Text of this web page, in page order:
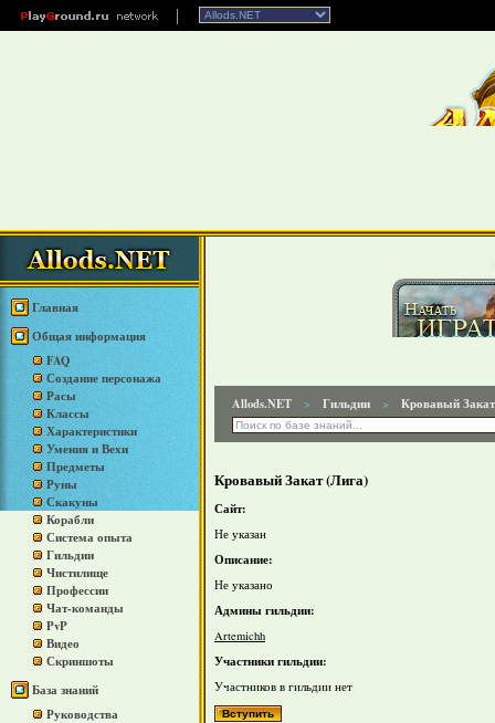
Главная
Общая информация
FAQ
Создание персонажа
Расы
Классы
Характеристики
Умения и Вехи
Предметы
Руны
Скакуны
Корабли
Система опыта
Гильдии
Чистилище
Профессии
Чат-команды
PvP
Видео
Скриншоты
База знаний
Руководства
Allods.NET > Гильдии > Кровавый Закат
Кровавый Закат (Лига)
Сайт:
Не указан
Описание:
Не указано
Админы гильдии:
Artemichh
Участники гильдии:
Участников в гильдии нет